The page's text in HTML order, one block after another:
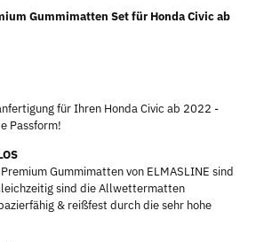
Gummimatten Set für Honda Civic ab
für Ihren Honda Civic ab 2022 -
Passform!
Gummimatten von ELMASLINE sind
sind die Allwettermatten
& reißfest durch die sehr hohe